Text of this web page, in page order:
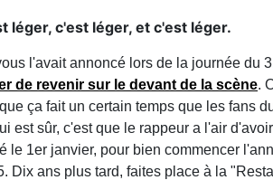
léger, c'est léger, et c'est léger.
l'avait annoncé lors de la journée du
de revenir sur le devant de la scène.
ça fait un certain temps que les fans
est sûr, c'est que le rappeur a l'air
le 1er janvier, pour bien commencer
Dix ans plus tard, faites place à la